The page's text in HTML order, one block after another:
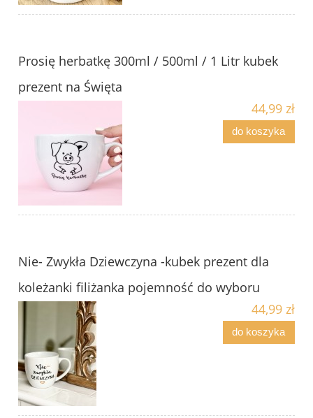
Prosię herbatkę 300ml / 500ml / 1 Litr kubek
prezent na Święta
44,99 zł
do koszyka
Nie- Zwykła Dziewczyna -kubek prezent dla
koleżanki filiżanka pojemność do wyboru
44,99 zł
do koszyka